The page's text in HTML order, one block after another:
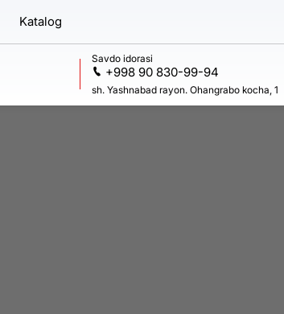
Katalog
Savdo idorasi
+998 90 830-99-94
sh. Yashnabad rayon. Ohangrabo kocha, 1